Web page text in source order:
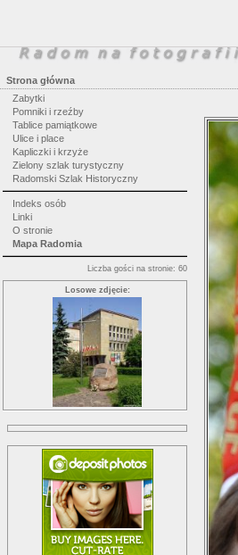
Strona główna
Zabytki
Pomniki i rzeźby
Tablice pamiątkowe
Ulice i place
Kapliczki i krzyże
Zielony szlak turystyczny
Radomski Szlak Historyczny
Indeks osób
Linki
O stronie
Mapa Radomia
Liczba gości na stronie: 60
Losowe zdjęcie: